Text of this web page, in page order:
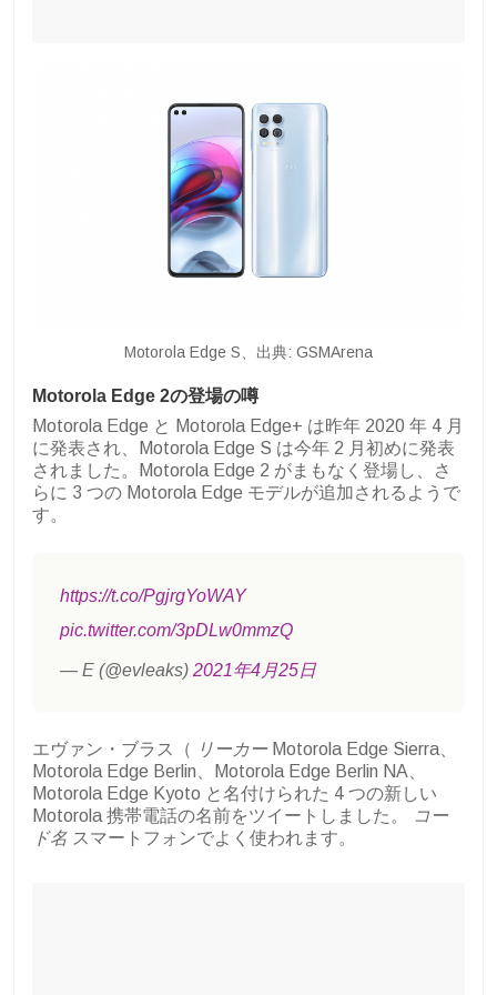
Motorola Edge S、出典: GSMArena
Motorola Edge 2の登場の噂
Motorola Edge と Motorola Edge+ は昨年 2020 年 4 月
に発表され、Motorola Edge S は今年 2 月初めに発表
されました。Motorola Edge 2 がまもなく登場し、さ
らに 3 つの Motorola Edge モデルが追加されるようで
す。
https://t.co/PgjrgYoWAY
pic.twitter.com/3pDLw0mmzQ
— E (@evleaks) 2021年4月25日
エヴァン・ブラス（ リーカーMotorola Edge Sierra、
Motorola Edge Berlin、Motorola Edge Berlin NA、
Motorola Edge Kyoto と名付けられた 4 つの新しい
Motorola 携帯電話の名前をツイートしました。
コー
ド名 スマートフォンでよく使われます。